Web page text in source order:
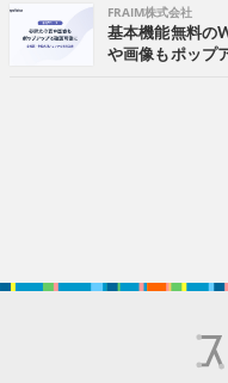
FRAIM株式会社
基本機能無料の
や画像もポップ